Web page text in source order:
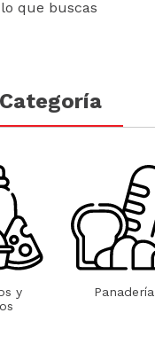
que buscas
y
Panadería